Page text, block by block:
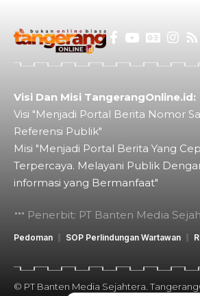
Visi Dan Misi TangerangOnline.id:
Visi "Menjadi Portal Berita Nomor
Referensi Publik"
Misi "Menjadi Portal Berita Yang
Terpercaya. Melayani Publik
informasi yang Bermanfaat"
Penerbit: PT Banten Media
Pedoman SOP Perlindungan Wartawan
© PT Banten Media Sejahtera.